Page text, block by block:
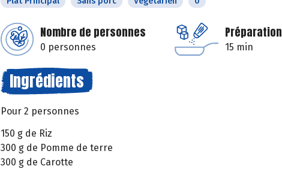
Nombre de personnes
0 personnes
Préparation
15 min
Ingrédients
Pour 2 personnes
150 g de Riz
300 g de Pomme de terre
300 g de Carotte